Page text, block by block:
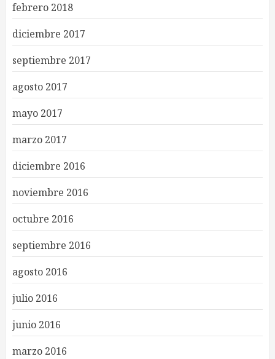
febrero 2018
diciembre 2017
septiembre 2017
agosto 2017
mayo 2017
marzo 2017
diciembre 2016
noviembre 2016
octubre 2016
septiembre 2016
agosto 2016
julio 2016
junio 2016
marzo 2016